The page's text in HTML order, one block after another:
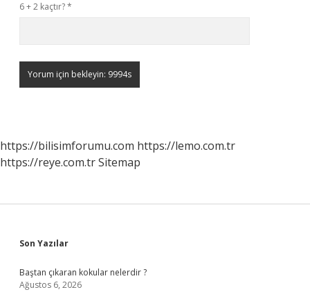
6 + 2 kaçtır?*
https://bilisimforumu.com https://lemo.com.tr
https://reye.com.trSitemap
Sidebar
Son Yazılar
Baştan çıkaran kokular nelerdir ?
Ağustos 6, 2026